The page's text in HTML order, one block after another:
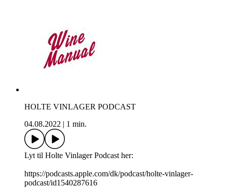
HOLTE VINLAGER PODCAST
04.08.2022
1 min.
Lyt til Holte Vinlager Podcast her:
https://podcasts.apple.com/dk/podcast/holte-vinlager-
podcast/id1540287616